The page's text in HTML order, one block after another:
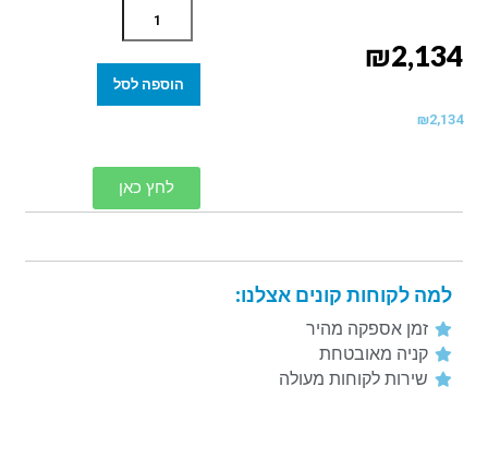
₪2,134
₪2,134
הוספה לסל
לחץ כאן
למה לקוחות קונים אצלנו:
זמן אספקה מהיר
קניה מאובטחת
שירות לקוחות מעולה